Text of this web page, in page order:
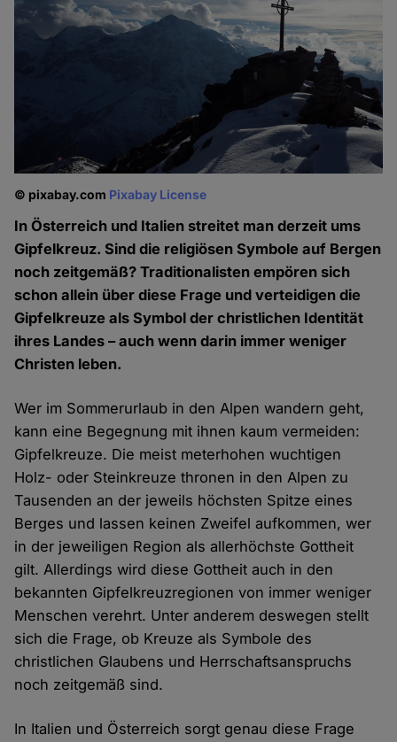
© pixabay.com Pixabay License
In Österreich und Italien streitet man derzeit ums
Gipfelkreuz. Sind die religiösen Symbole auf Bergen
noch zeitgemäß? Traditionalisten empören sich
schon allein über diese Frage und verteidigen die
Gipfelkreuze als Symbol der christlichen Identität
ihres Landes – auch wenn darin immer weniger
Christen leben.
Wer im Sommerurlaub in den Alpen wandern geht,
kann eine Begegnung mit ihnen kaum vermeiden:
Gipfelkreuze. Die meist meterhohen wuchtigen
Holz- oder Steinkreuze thronen in den Alpen zu
Tausenden an der jeweils höchsten Spitze eines
Berges und lassen keinen Zweifel aufkommen, wer
in der jeweiligen Region als allerhöchste Gottheit
gilt. Allerdings wird diese Gottheit auch in den
bekannten Gipfelkreuzregionen von immer weniger
Menschen verehrt. Unter anderem deswegen stellt
sich die Frage, ob Kreuze als Symbole des
christlichen Glaubens und Herrschaftsanspruchs
noch zeitgemäß sind.
In Italien und Österreich sorgt genau diese Frage